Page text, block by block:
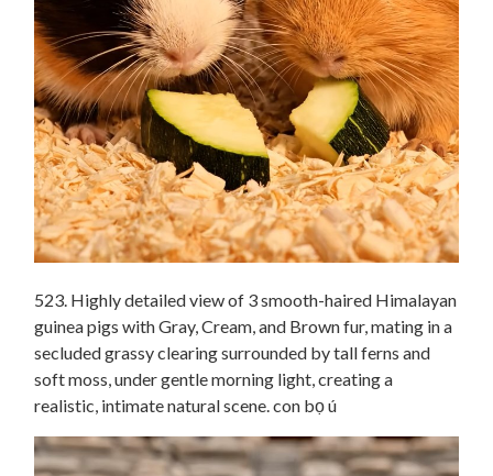
523. Highly detailed view of 3 smooth-haired Himalayan
guinea pigs with Gray, Cream, and Brown fur, mating in a
secluded grassy clearing surrounded by tall ferns and
soft moss, under gentle morning light, creating a
realistic, intimate natural scene. con bọ ú